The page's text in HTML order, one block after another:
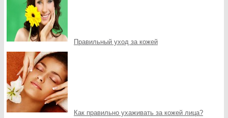
Правильный уход за кожей
Как правильно ухаживать за кожей лица?